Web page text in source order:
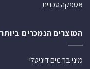
אספקה טכנית
המוצרים הנמכרים ביותר
מיני בר מים דיגיטלי